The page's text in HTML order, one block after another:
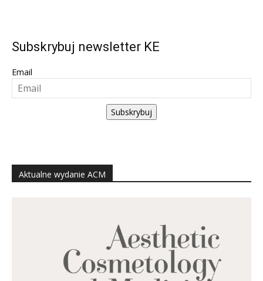
Subskrybuj newsletter KE
Email
Subskrybuj
Aktualne wydanie ACM